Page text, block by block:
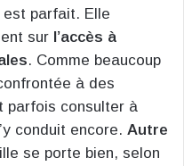
parfait. Elle
sur l’accès à
. Comme beaucoup
à des
parfois consulter à
conduit encore. Autre
se porte bien, selon